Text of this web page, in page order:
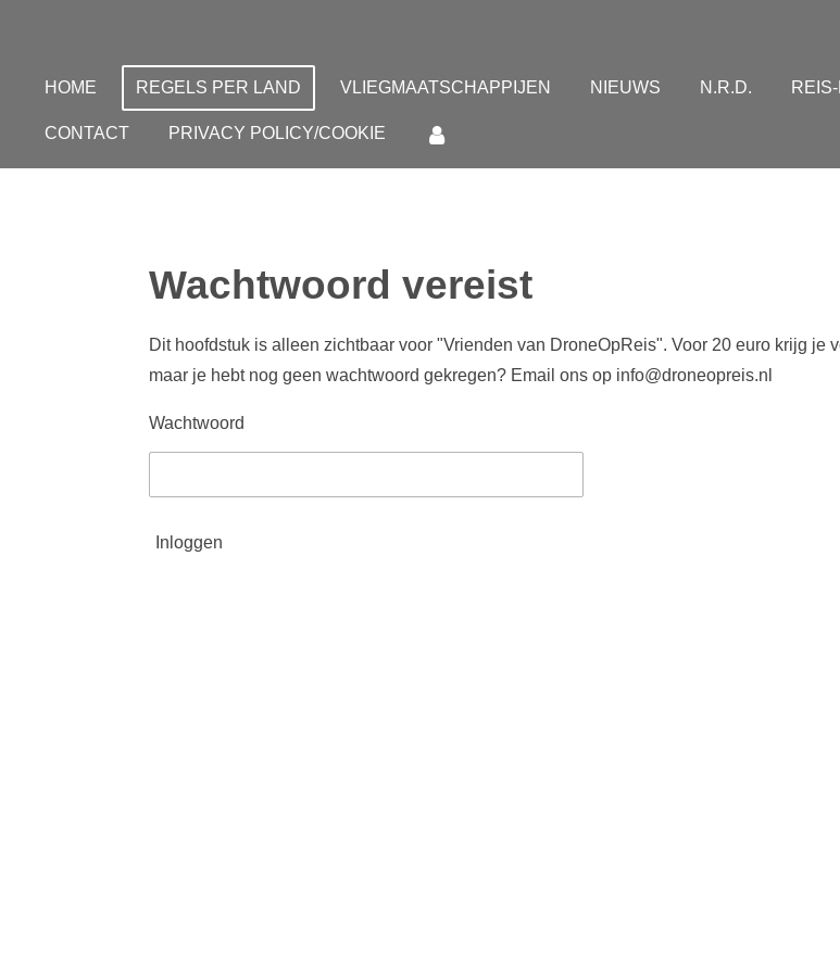
naarHOME REGELS PER LAND VLIEGMAATSCHAPPIJEN NIEUWS N.R.D.
CONTACT PRIVACY POLICY/COOKIE
Wachtwoord vereist
Dit hoofdstuk is alleen zichtbaar voor "Vrienden van DroneOpReis". Voor 20 euro krijg
maar je hebt nog geen wachtwoord gekregen? Email ons op info@droneopreis.nl
Wachtwoord
Inloggen